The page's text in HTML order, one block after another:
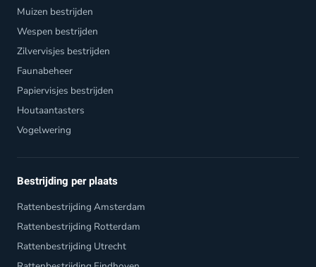
Muizen bestrijden
Wespen bestrijden
Zilvervisjes bestrijden
Faunabeheer
Papiervisjes bestrijden
Houtaantasters
Vogelwering
Bestrijding per plaats
Rattenbestrijding Amsterdam
Rattenbestrijding Rotterdam
Rattenbestrijding Utrecht